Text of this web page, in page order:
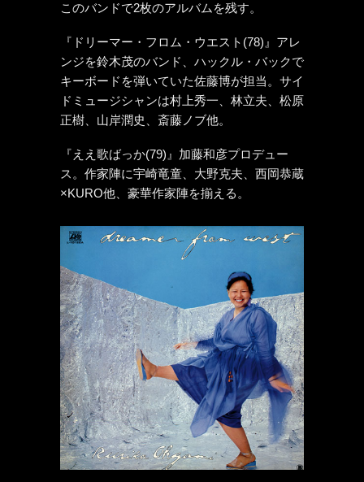
このバンドで2枚のアルバムを残す。
『ドリーマー・フロム・ウエスト(78)』アレ
ンジを鈴木茂のバンド、ハックル・バックで
キーボードを弾いていた佐藤博が担当。サイ
ドミュージシャンは村上秀一、林立夫、松原
正樹、山岸潤史、斎藤ノブ他。
『ええ歌ばっか(79)』加藤和彦プロデュー
ス。作家陣に宇崎竜童、大野克夫、西岡恭蔵
×KURO他、豪華作家陣を揃える。